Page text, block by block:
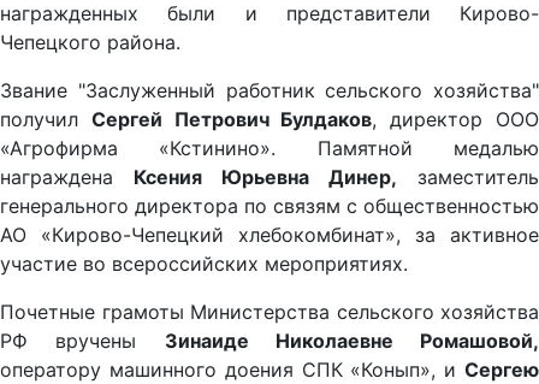
награжденных были и представители Кирово-
Чепецкого района.
Звание "Заслуженный работник сельского хозяйства"
получил Сергей Петрович Булдаков, директор ООО
«Агрофирма «Кстинино». Памятной медалью
награждена Ксения Юрьевна Динер, заместитель
генерального директора по связям с общественностью
АО «Кирово-Чепецкий хлебокомбинат», за активное
участие во всероссийских мероприятиях.
Почетные грамоты Министерства сельского хозяйства
РФ вручены Зинаиде Николаевне Ромашовой,
оператору машинного доения СПК «Конып», и Сергею